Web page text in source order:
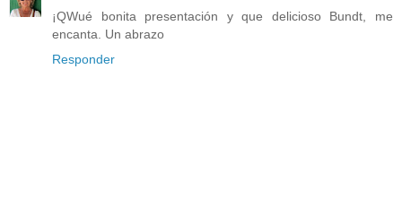
¡QWué bonita presentación y que delicioso Bundt, me
encanta. Un abrazo
Responder